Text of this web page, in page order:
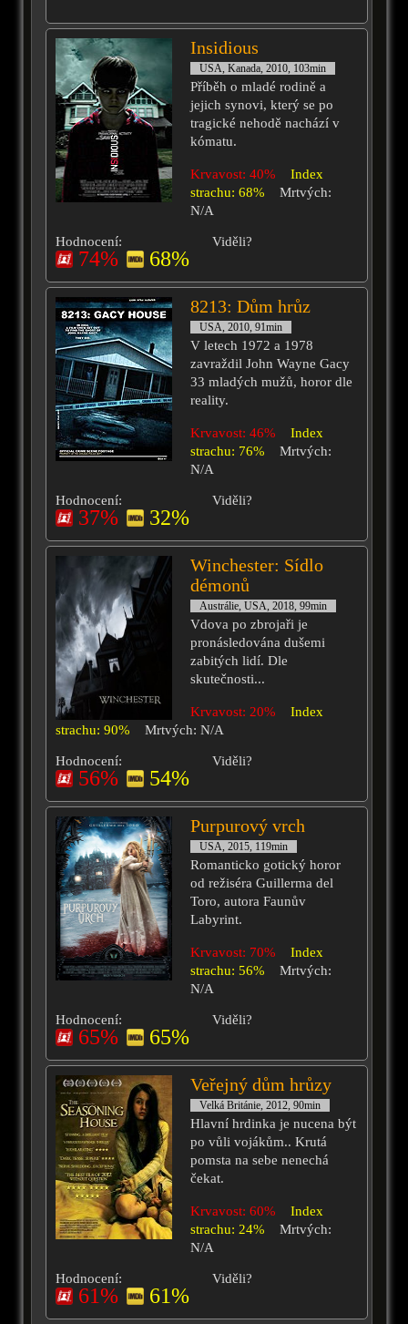
Insidious
USA, Kanada, 2010, 103min
Příběh o mladé rodině a
jejich synovi, který se po
tragické nehodě nachází v
kómatu.
Krvavost: 40%
Index
strachu: 68%
Mrtvých:
N/A
Hodnocení:
74% 68%
Viděli?
8213: Dům hrůz
USA, 2010, 91min
V letech 1972 a 1978
zavraždil John Wayne Gacy
33 mladých mužů, horor dle
reality.
Krvavost: 46%
Index
strachu: 76%
Mrtvých:
N/A
Hodnocení:
37% 32%
Viděli?
Winchester: Sídlo
démonů
Austrálie, USA, 2018, 99min
Vdova po zbrojaři je
pronásledována dušemi
zabitých lidí. Dle
skutečnosti...
Krvavost: 20%
Index
strachu: 90%
Mrtvých: N/A
Hodnocení:
56% 54%
Viděli?
Purpurový vrch
USA, 2015, 119min
Romanticko gotický horor
od režiséra Guillerma del
Toro, autora Faunův
Labyrint.
Krvavost: 70%
Index
strachu: 56%
Mrtvých:
N/A
Hodnocení:
65% 65%
Viděli?
Veřejný dům hrůzy
Velká Británie, 2012, 90min
Hlavní hrdinka je nucena být
po vůli vojákům.. Krutá
pomsta na sebe nenechá
čekat.
Krvavost: 60%
Index
strachu: 24%
Mrtvých:
N/A
Hodnocení:
61% 61%
Viděli?